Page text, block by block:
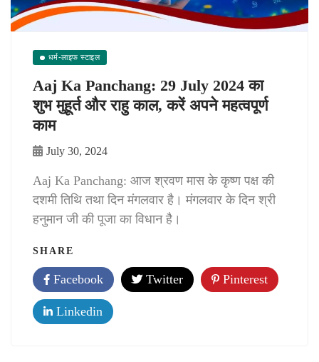
धर्म-लाइफ स्टाइल
Aaj Ka Panchang: 29 July 2024 का
शुभ मुहूर्त और राहु काल, करें अपने महत्वपूर्ण
काम
July 30, 2024
Aaj Ka Panchang: आज श्रवण मास के कृष्ण पक्ष की
दशमी तिथि तथा दिन मंगलवार है। मंगलवार के दिन श्री
हनुमान जी की पूजा का विधान है।
SHARE
Facebook Twitter Pinterest
Linkedin